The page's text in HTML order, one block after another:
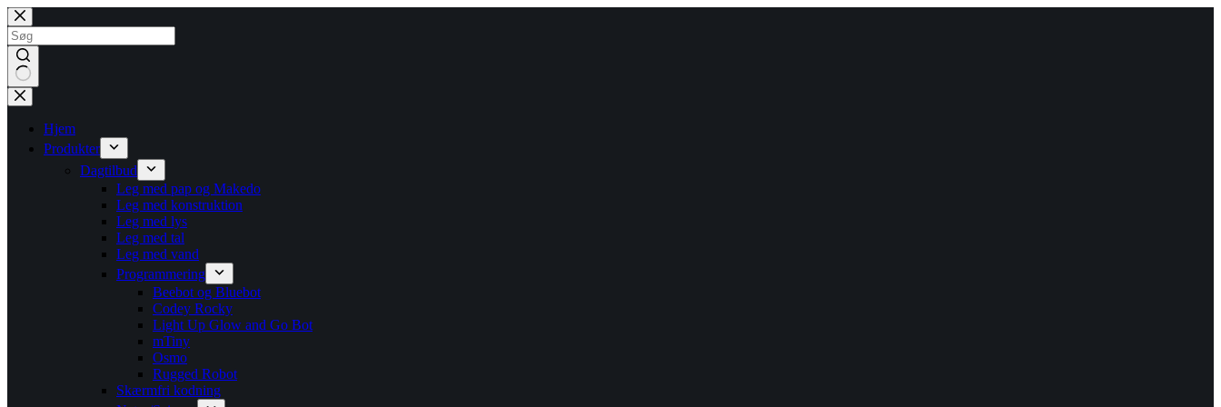
Fortsæt
til
indhold
Ingen
resultater
Hjem
Produkter
Dagtilbud
Leg med pap og Makedo
Leg med konstruktion
Leg med lys
Leg med tal
Leg med vand
Programmering
Beebot og Bluebot
Codey Rocky
Light Up Glow and Go Bot
mTiny
Osmo
Rugged Robot
Skærmfri kodning